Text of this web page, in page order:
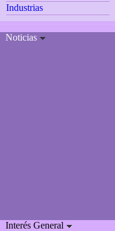
Industrias
Noticias
Interés General